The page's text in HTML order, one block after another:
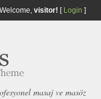
Welcome, visitor! [ Login ]
masaj ve masöz